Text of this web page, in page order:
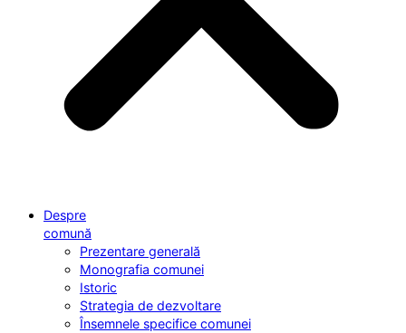
Despre
comună
Prezentare generală
Monografia comunei
Istoric
Strategia de dezvoltare
Însemnele specifice comunei